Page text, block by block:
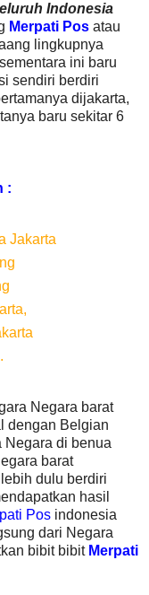
Indonesia
Merpati Pos atau
lingkupnya
ini baru
sendiri berdiri
dijakarta,
baru sekitar 6
:
Jakarta
Negara barat
dengan Belgian
Negara di benua
barat
lebih dulu berdiri
hasil
Pos indonesia
dari Negara
bibit bibit Merpati